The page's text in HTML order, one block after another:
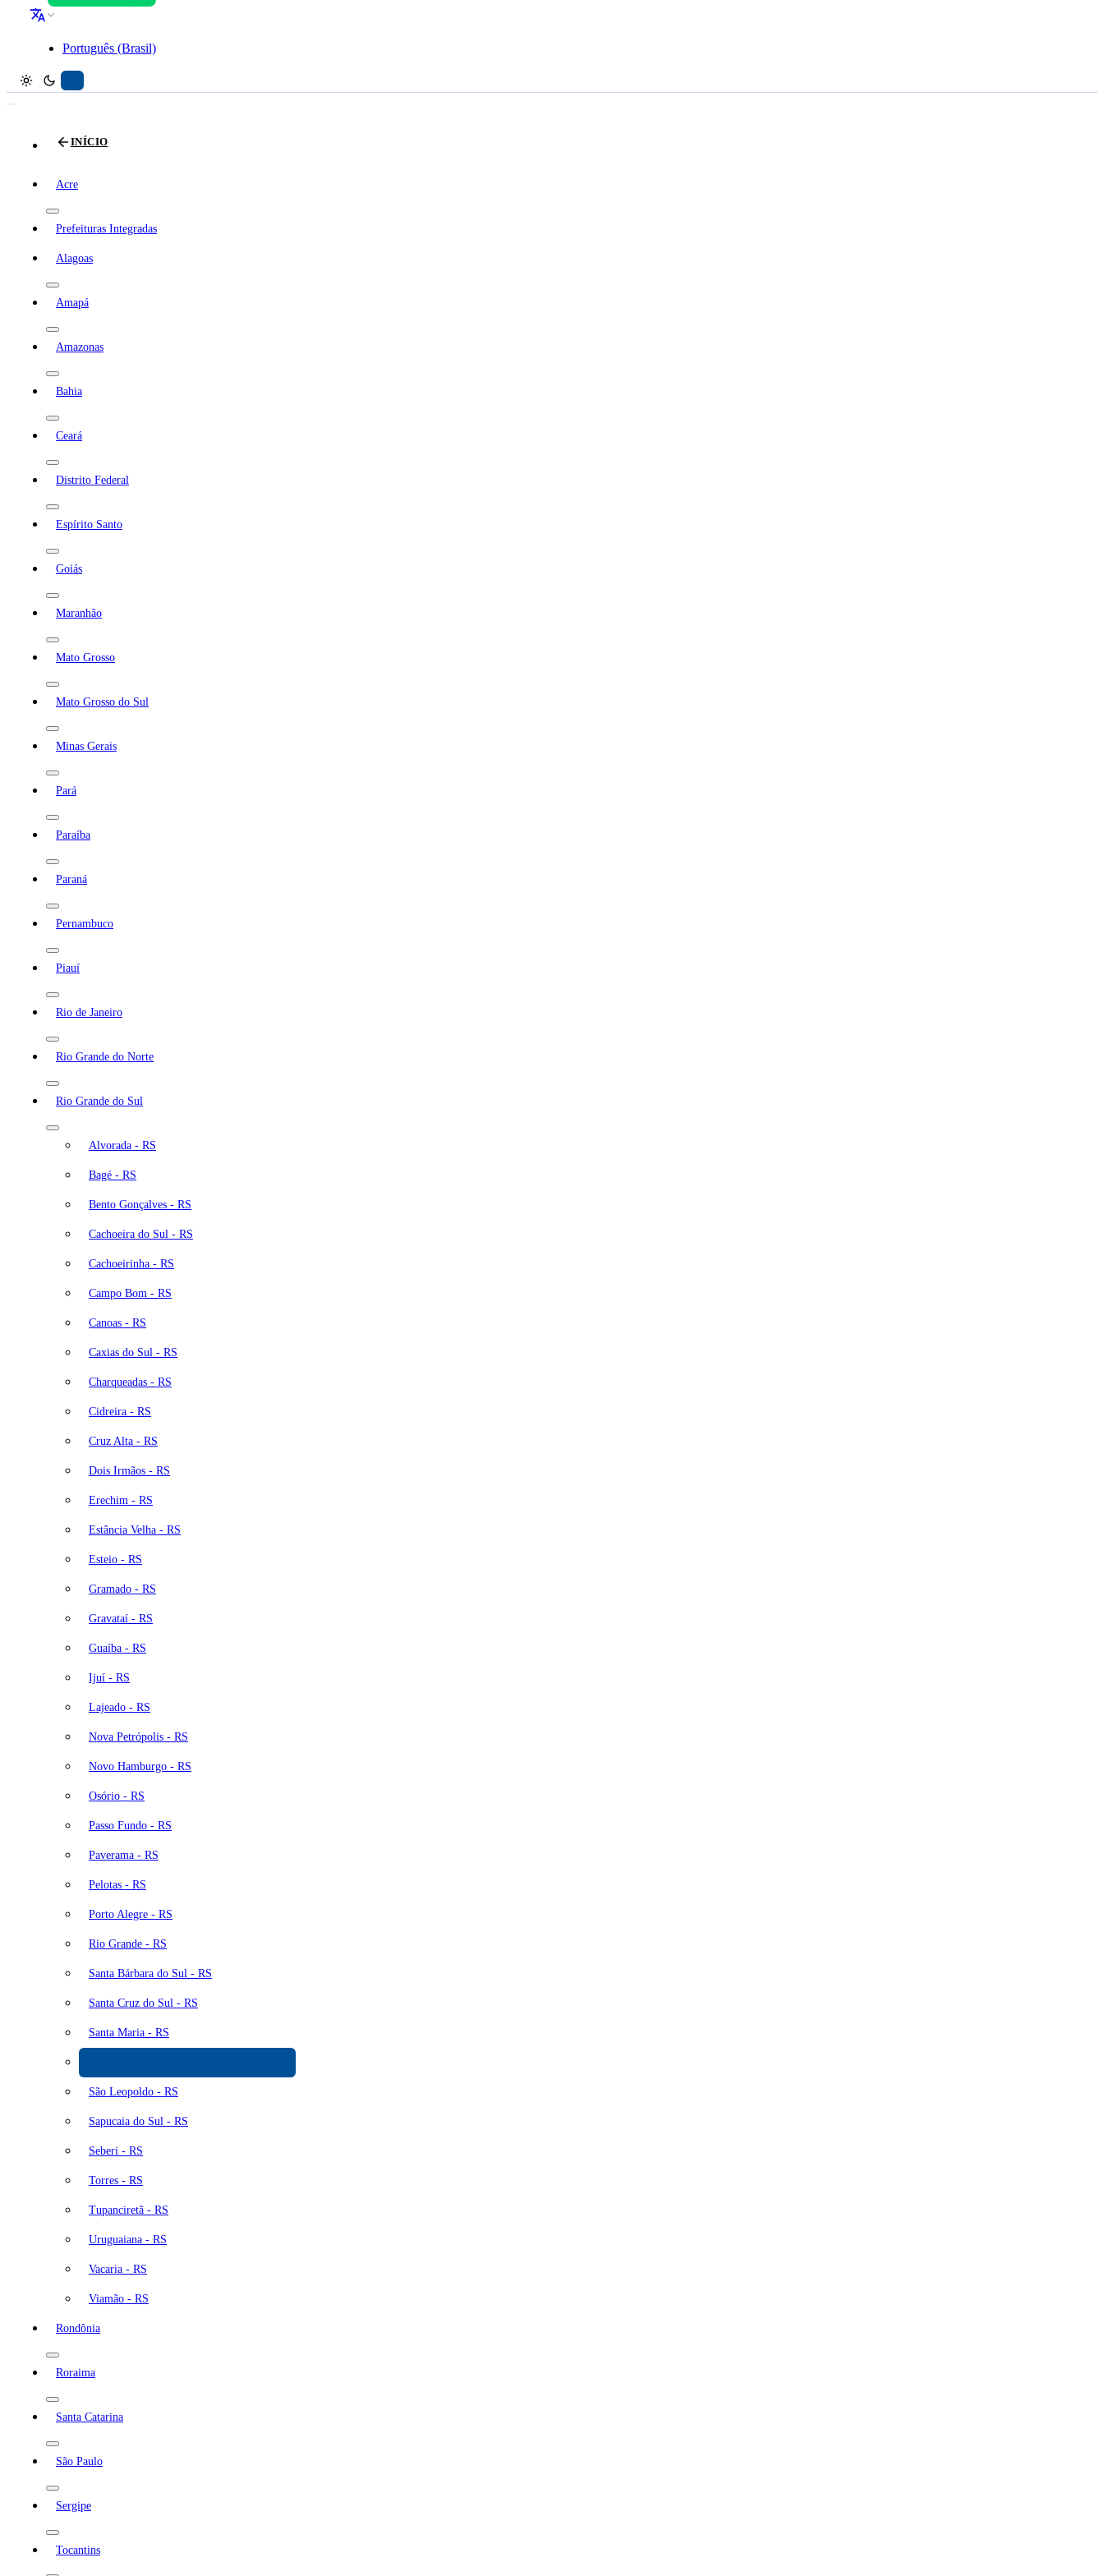
Português (Brasil)
INÍCIO
Acre
Prefeituras Integradas
Alagoas
Amapá
Amazonas
Bahia
Ceará
Distrito Federal
Espírito Santo
Goiás
Maranhão
Mato Grosso
Mato Grosso do Sul
Minas Gerais
Pará
Paraíba
Paraná
Pernambuco
Piauí
Rio de Janeiro
Rio Grande do Norte
Rio Grande do Sul
Alvorada - RS
Bagé - RS
Bento Gonçalves - RS
Cachoeira do Sul - RS
Cachoeirinha - RS
Campo Bom - RS
Canoas - RS
Caxias do Sul - RS
Charqueadas - RS
Cidreira - RS
Cruz Alta - RS
Dois Irmãos - RS
Erechim - RS
Estância Velha - RS
Esteio - RS
Gramado - RS
Gravataí - RS
Guaíba - RS
Ijuí - RS
Lajeado - RS
Nova Petrópolis - RS
Novo Hamburgo - RS
Osório - RS
Passo Fundo - RS
Paverama - RS
Pelotas - RS
Porto Alegre - RS
Rio Grande - RS
Santa Bárbara do Sul - RS
Santa Cruz do Sul - RS
Santa Maria - RS
São Leopoldo - RS
Sapucaia do Sul - RS
Seberi - RS
Torres - RS
Tupanciretã - RS
Uruguaiana - RS
Vacaria - RS
Viamão - RS
Rondônia
Roraima
Santa Catarina
São Paulo
Sergipe
Tocantins